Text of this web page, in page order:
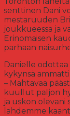
senttinen Dani
mestaruuden
joukkueessa ja
Erinomaisen
parhaan
Danielle odottaa
kykynsä
– Mahtavaa
kuullut paljon
ja uskon
lähdemme